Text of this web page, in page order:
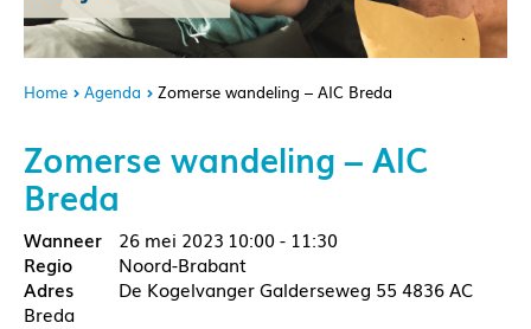
Home Agenda Zomerse wandeling – AIC Breda
Zomerse wandeling – AIC
Breda
26 mei 2023 10:00 - 11:30
Noord-Brabant
De Kogelvanger Galderseweg 55 4836 AC
Breda